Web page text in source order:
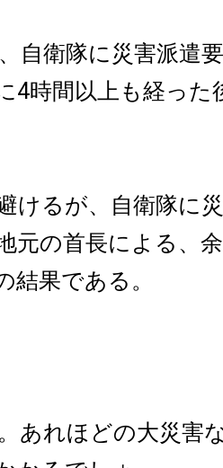
自衛隊に災害派遣
4時間以上も経った
けるが、自衛隊に
元の首長による、
結果である。
あれほどの大災害